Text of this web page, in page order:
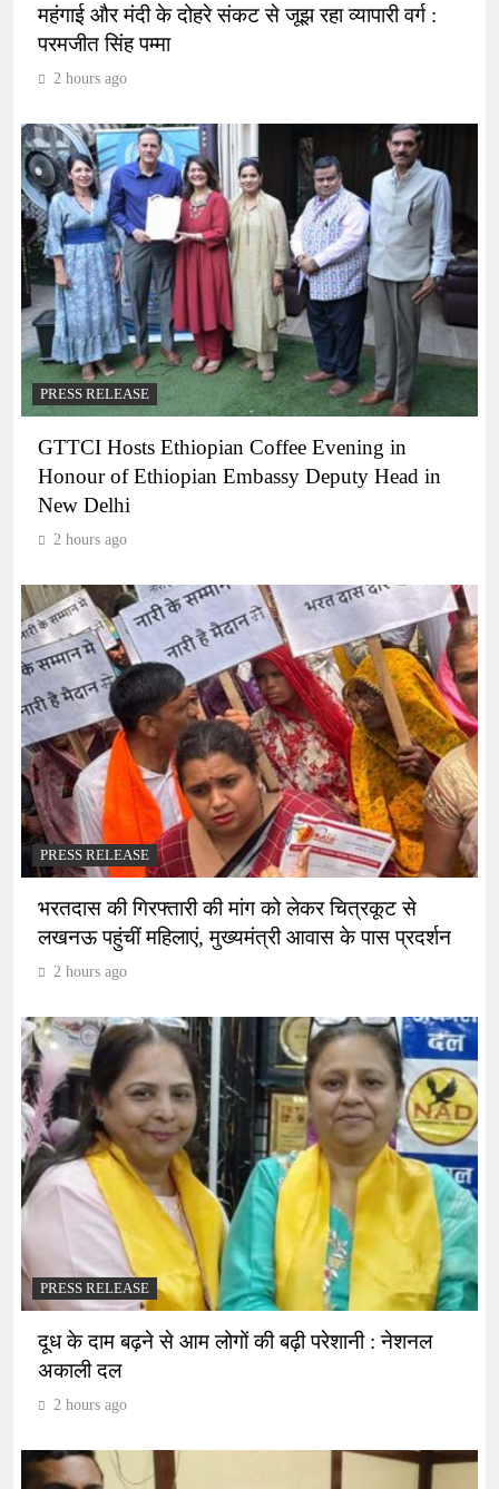
महंगाई और मंदी के दोहरे संकट से जूझ रहा व्यापारी वर्ग :
परमजीत सिंह पम्मा
2 hours ago
PRESS RELEASE
GTTCI Hosts Ethiopian Coffee Evening in
Honour of Ethiopian Embassy Deputy Head in
New Delhi
2 hours ago
PRESS RELEASE
भरतदास की गिरफ्तारी की मांग को लेकर चित्रकूट से
लखनऊ पहुंचीं महिलाएं, मुख्यमंत्री आवास के पास प्रदर्शन
2 hours ago
PRESS RELEASE
दूध के दाम बढ़ने से आम लोगों की बढ़ी परेशानी : नेशनल
अकाली दल
2 hours ago